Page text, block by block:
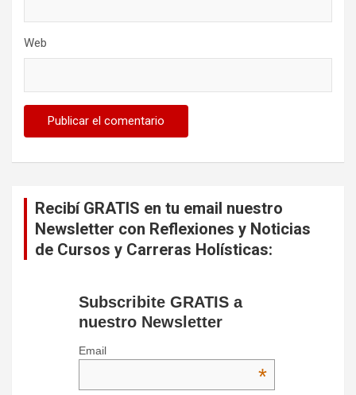
Web
Recibí GRATIS en tu email nuestro
Newsletter con Reflexiones y Noticias
de Cursos y Carreras Holísticas:
Subscribite GRATIS a
nuestro Newsletter
Email
*